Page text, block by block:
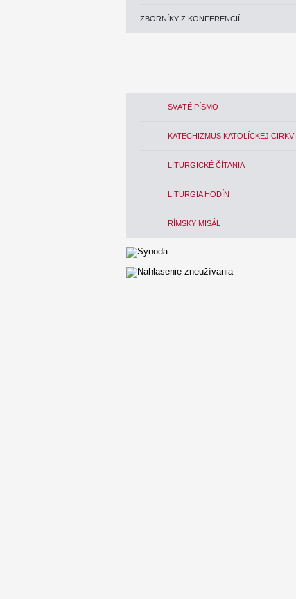
ZBORNÍKY Z KONFERENCIÍ
SVÄTÉ PÍSMO
KATECHIZMUS KATOLÍCKEJ CIRKVI
LITURGICKÉ ČÍTANIA
LITURGIA HODÍN
RÍMSKY MISÁL